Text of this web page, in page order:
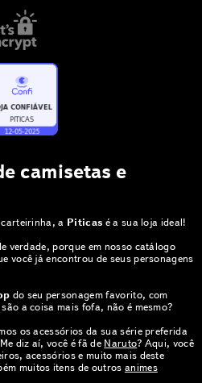
camisetas e
carteirinha, a Piticas é a sua loja ideal!
verdade, porque em nosso catálogo
você já encontrou de seus personagens
do seu personagem favorito, com
a coisa mais fofa, não é mesmo?
os acessórios da sua série preferida
diz aí, você é fã de Naruto? Aqui, você
acessórios e muito mais deste
muitos itens de outros animes